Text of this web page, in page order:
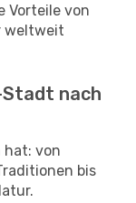
Vorteile von
weltweit
nach
hat: von
bis